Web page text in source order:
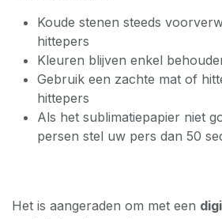
Koude stenen steeds
hittepers
Kleuren blijven enkel
Gebruik een zachte mat of
hittepers
Als het sublimatiepapier niet
persen stel uw pers dan 50
Het is aangeraden om met een